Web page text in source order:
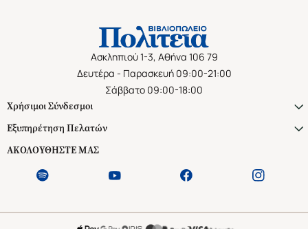
Ασκληπιού 1-3, Αθήνα 106 79
Δευτέρα - Παρασκευή 09:00-21:00
Σάββατο 09:00-18:00
Χρήσιμοι Σύνδεσμοι
Εξυπηρέτηση Πελατών
ΑΚΟΛΟΥΘΗΣΤΕ ΜΑΣ